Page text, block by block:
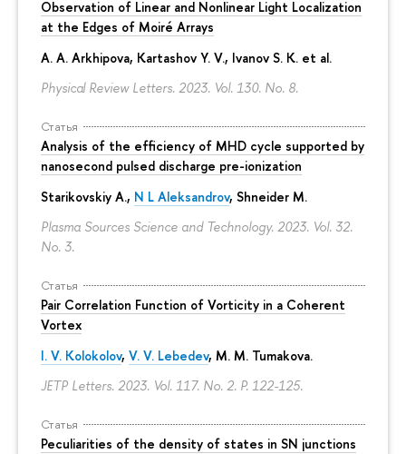
Observation of Linear and Nonlinear Light Localization
at the Edges of Moiré Arrays
A. A. Arkhipova, Kartashov Y. V., Ivanov S. K. et al.
Physical Review Letters. 2023. Vol. 130. No. 8.
Статья
Analysis of the efficiency of MHD cycle supported by
nanosecond pulsed discharge pre-ionization
Starikovskiy A., N L Aleksandrov, Shneider M.
Plasma Sources Science and Technology. 2023. Vol. 32.
No. 3.
Статья
Pair Correlation Function of Vorticity in a Coherent
Vortex
I. V. Kolokolov, V. V. Lebedev, M. M. Tumakova.
JETP Letters. 2023. Vol. 117. No. 2. P. 122-125.
Статья
Peculiarities of the density of states in SN junctions